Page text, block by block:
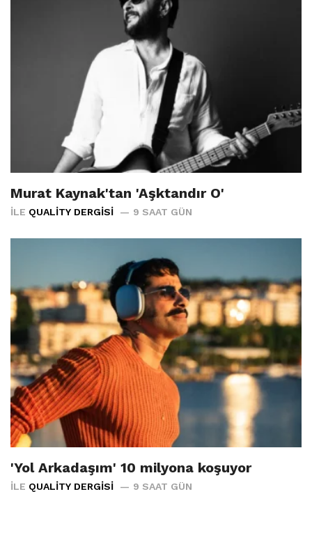
Murat Kaynak'tan 'Aşktandır O'
İLE QUALITY DERGISI 9 SAAT GÜN
'Yol Arkadaşım' 10 milyona koşuyor
İLE QUALITY DERGISI 9 SAAT GÜN